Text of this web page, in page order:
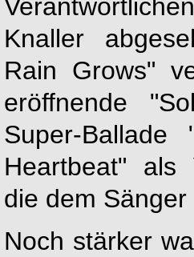
Knaller
Rain Grows"
eröffnende
Super-
Heartbeat" als
die dem
Noch stärker